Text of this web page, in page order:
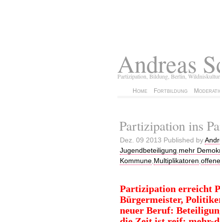
Andreas
Partizipation, Bildung, Berlin, Wildniskultur
Home Fortbildung
Partizipation ins
Dez. 09 2013 Published by
Jugendbeteiligung,mehr
Kommune,Multiplikatoren,
Partizipation erreicht
Bürgermeister,
neuer Beruf: